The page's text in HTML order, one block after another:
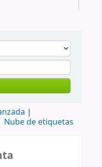
Nube de etiquetas